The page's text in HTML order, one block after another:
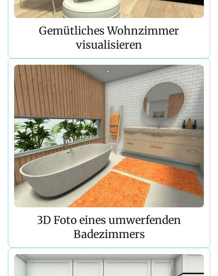
Gemütliches Wohnzimmer
visualisieren
3D Foto eines umwerfenden
Badezimmers